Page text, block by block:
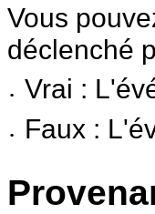
Vous
déclenché
• Vrai :
• Faux :